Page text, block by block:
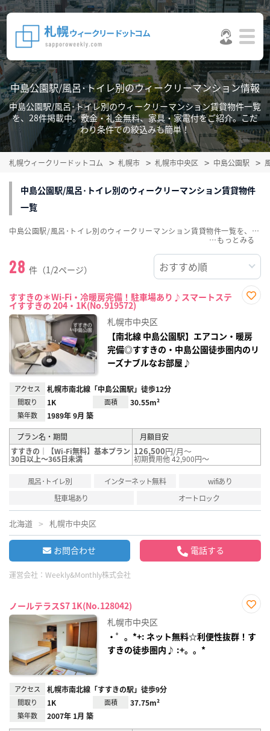
中島公園駅/風呂･トイレ別のウィークリーマンション情報
中島公園駅/風呂･トイレ別のウィークリーマンション賃貸物件一覧
を、28件掲載中。敷金・礼金無料、家具・家電付をご紹介。こだ
わり条件での絞込みも簡単！
札幌ウィークリードットコム 札幌市 札幌市中央区 中島公園駅
中島公園駅/風呂･トイレ別のウィークリーマンション賃貸物件
一覧
28 件（1/2ページ）
すすきの＊Wi-Fi・冷暖房完備！駐車場あり♪スマートステ
イすすきの 204・1K(No.919572)
録
札幌市中央区
【南北線 中島公園駅】エアコン・暖房
完備◎すすきの・中島公園徒歩圏内のリ
ーズナブルなお部屋♪
アクセス 札幌市南北線「中島公園駅」徒歩12分
間取り 1K 面積 30.55m²
築年数 1989年 9月 築
プラン名・期間
月額目安
すすきの｜【Wi-Fi無料】基本プラン
30日以上～365日未満
126,500円/月～
初期費用他 42,900円～
風呂･トイレ別 インターネット無料
wifiあり
駐車場あり
オートロック
北海道 札幌市中央区
お問合わせ 電話する
運営会社： Weekly&Monthly株式会社
ノールテラスS7 1K(No.128042)
り登
録
札幌市中央区
・゜。*+: ネット無料☆利便性抜群！す
すきの徒歩圏内♪ :+。。*
アクセス 札幌市南北線「すすきの駅」徒歩9分
間取り 1K 面積 37.75m²
築年数 2007年 1月 築
中島公園駅/風呂･トイレ別のウィークリーマンション賃貸物件一覧を、28件掲載中。敷金・礼金無料、家具・家電付をご紹介。こだわり条件での絞込みも簡単！
…